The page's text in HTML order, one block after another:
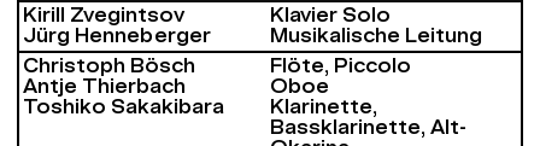
Kirill Zvegintsov
Klavier Solo
Jürg Henneberger
Musikalische Leitung
Christoph Bösch
Flöte, Piccolo
Antje Thierbach
Oboe
Toshiko Sakakibara
Klarinette,
Bassklarinette, Alt-